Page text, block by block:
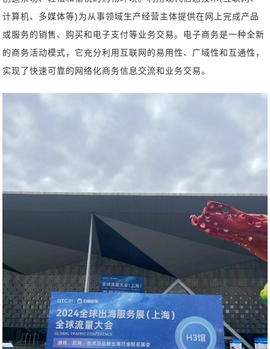
计算机、多媒体等)为从事领域生产经营主体提供在网上完成产品
或服务的销售、购买和电子支付等业务交易。电子商务是一种全新
的商务活动模式，它充分利用互联网的易用性、广域性和互通性，
实现了快速可靠的网络化商务信息交流和业务交易。